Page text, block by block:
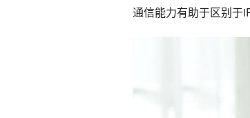
通信能力有助于区别于